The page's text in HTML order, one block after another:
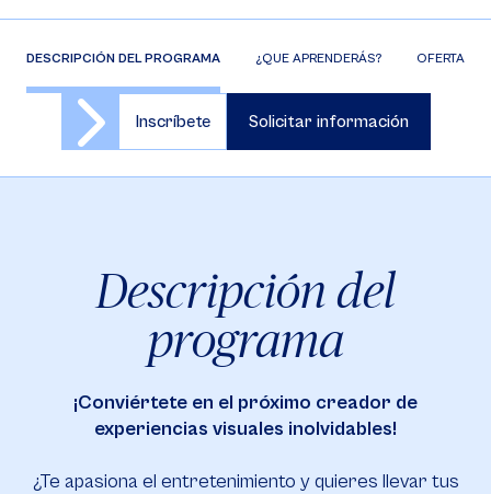
DESCRIPCIÓN DEL PROGRAMA ¿QUE APRENDERÁS? OFERTA DE
Inscríbete Solicitar información
Descripción del
programa
¡Conviértete en el próximo creador de
experiencias visuales inolvidables!
¿Te apasiona el entretenimiento y quieres llevar tus